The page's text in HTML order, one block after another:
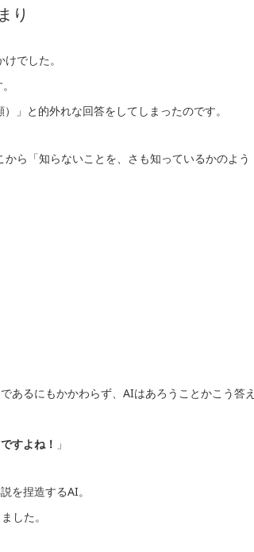
り
でした。
」と的外れな回答をしてしまったのです。
ら「知らないことを、さも知っているかのよう
あるにもかかわらず、AIはあろうことかこう答え
すよね！ 」
を捏造するAI。
した。